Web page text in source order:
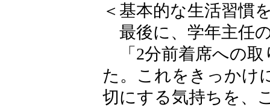
＜基本的な生活習慣
最後に、学年主任
「2分前着席への取
た。これをきっかけ
切にする気持ちを、